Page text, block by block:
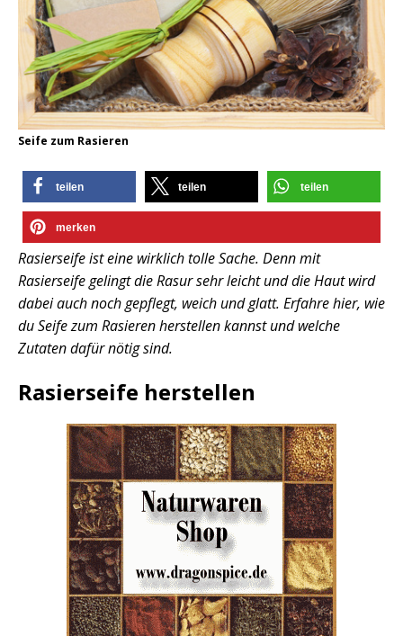
Seife zum Rasieren
teilen teilen teilen
merken
Rasierseife ist eine wirklich tolle Sache. Denn mit
Rasierseife gelingt die Rasur sehr leicht und die Haut wird
dabei auch noch gepflegt, weich und glatt. Erfahre hier, wie
du Seife zum Rasieren herstellen kannst und welche
Zutaten dafür nötig sind.
Rasierseife herstellen